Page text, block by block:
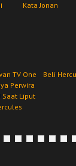
Kata Jonan
TV One
Perwira
Saat Liput
Beli